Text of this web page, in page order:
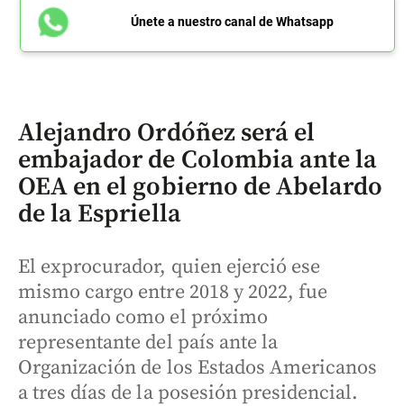
Únete a nuestro canal de Whatsapp
Alejandro Ordóñez será el
embajador de Colombia ante la
OEA en el gobierno de Abelardo
de la Espriella
El exprocurador, quien ejerció ese
mismo cargo entre 2018 y 2022, fue
anunciado como el próximo
representante del país ante la
Organización de los Estados Americanos
a tres días de la posesión presidencial.